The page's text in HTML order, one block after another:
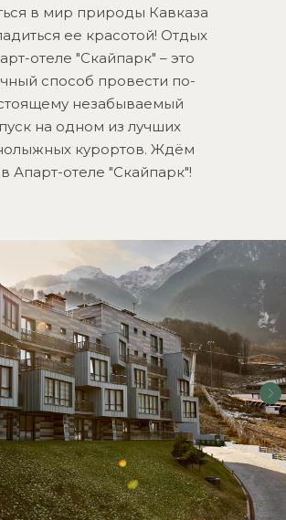
в мир природы Кавказа
ее красотой! Отдых
отеле "Скайпарк" – это
способ провести по-
незабываемый
на одном из лучших
курортов. Ждём
Апарт-отеле "Скайпарк"!